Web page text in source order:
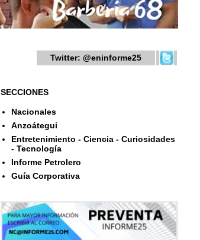
Twitter: @eninforme25
SECCIONES
Nacionales
Anzoátegui
Entretenimiento - Ciencia - Curiosidades
- Tecnología
Informe Petrolero
Guía Corporativa